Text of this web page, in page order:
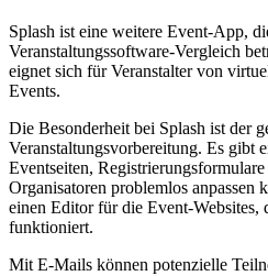
Splash ist eine weitere Event-App,
Veranstaltungssoftware-Vergleich
eignet sich für Veranstalter von
Events.
Die Besonderheit bei Splash ist der
Veranstaltungsvorbereitung. Es gibt
Eventseiten,
Organisatoren problemlos anpassen
einen Editor für die Event-
funktioniert.
Mit E-Mails können potenzielle